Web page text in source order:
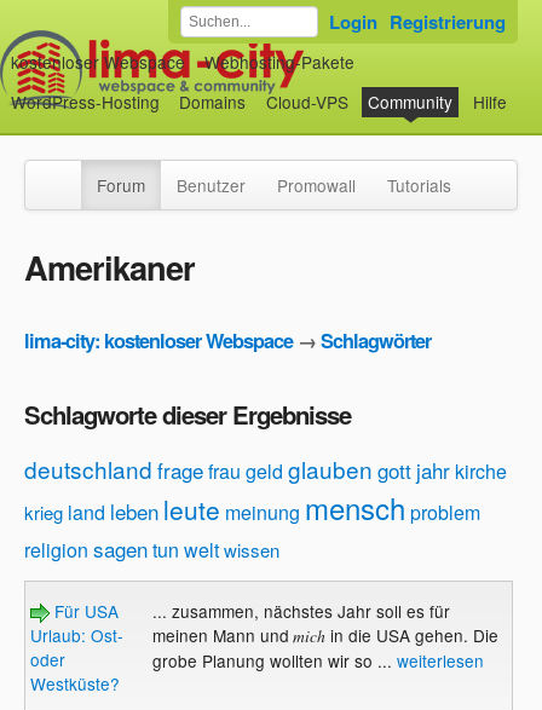
kostenloser Webspace
Webhosting-Pakete
WordPress-Hosting
Domains Cloud-VPS Community Hilfe
Login Registrierung
Forum Benutzer Promowall Tutorials
Amerikaner
lima-city: kostenloser Webspace→Schlagwörter
Schlagworte dieser Ergebnisse
deutschland fragefrau geld glauben gott jahr kirche
krieg land leben leute meinung mensch problem
religion sagentun weltwissen
Für USA
Urlaub: Ost-
oder
Westküste?
... zusammen, nächstes Jahr soll es für
meinen Mann und michin die USA gehen. Die
grobe Planung wollten wir so ... weiterlesen